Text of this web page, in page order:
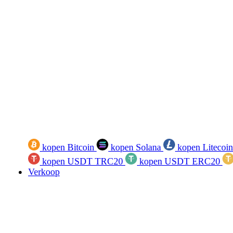
kopen Bitcoin kopen Solana kopen Litecoin
kopen USDT TRC20
kopen USDT ERC20
Verkoop